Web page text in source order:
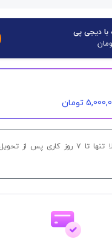
امکان بازگشت کالا تنها تا ۷ روز کاری